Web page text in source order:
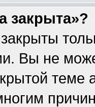
закрыта»?
Вы не
теме